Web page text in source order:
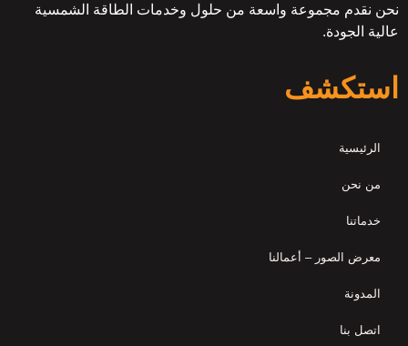
نحن نقدم مجموعة واسعة من حلول وخدمات الطاقة الشمسية
عالية الجودة.
استكشف
الرئيسية
من نحن
خدماتنا
معرض الصور – أعمالنا
المدونة
اتصل بنا